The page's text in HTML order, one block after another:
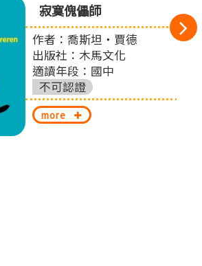
寂寞傀儡師
作者：喬斯坦‧賈德
出版社：木馬文化
適讀年段：國中
不可認證
more